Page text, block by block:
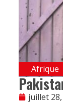
Afrique
juillet